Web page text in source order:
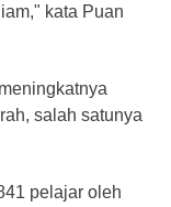
kata Puan
salah satunya
pelajar oleh